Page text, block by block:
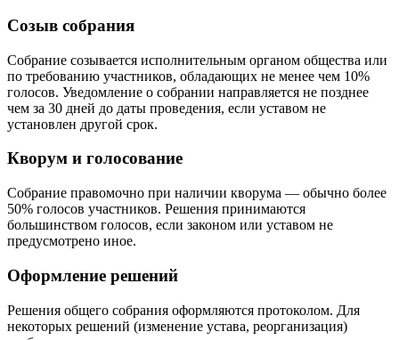
Созыв собрания
Собрание созывается исполнительным органом общества или
по требованию участников, обладающих не менее чем 10%
голосов. Уведомление о собрании направляется не позднее
чем за 30 дней до даты проведения, если уставом не
установлен другой срок.
Кворум и голосование
Собрание правомочно при наличии кворума — обычно более
50% голосов участников. Решения принимаются
большинством голосов, если законом или уставом не
предусмотрено иное.
Оформление решений
Решения общего собрания оформляются протоколом. Для
некоторых решений (изменение устава, реорганизация)